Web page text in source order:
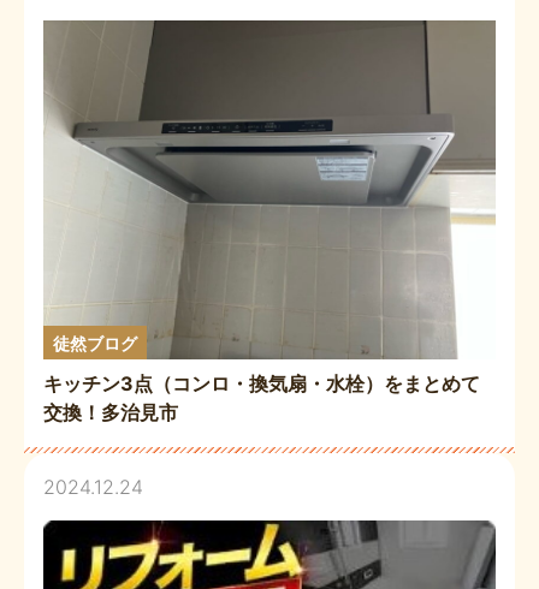
徒然ブログ
キッチン3点（コンロ・換気扇・水栓）をまとめて
交換！多治見市
2024.12.24